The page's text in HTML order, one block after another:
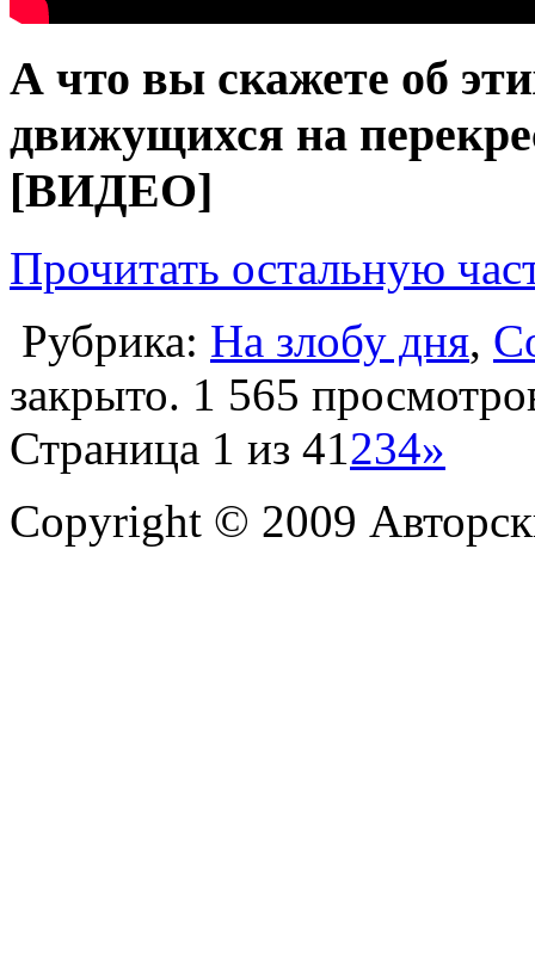
А что вы скажете об
движущихся на
[ВИДЕО]
Прочитать остальную
Рубрика: На злобу дня,
закрыто. 1 565
Страница 1 из 41234»
Copyright © 2009